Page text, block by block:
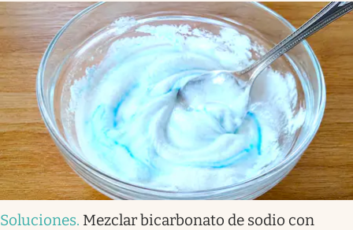
Soluciones. Mezclar bicarbonato de sodio con